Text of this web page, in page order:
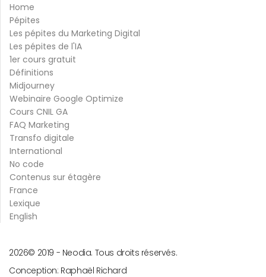
Home
Pépites
Les pépites du Marketing Digital
Les pépites de l'IA
1er cours gratuit
Définitions
Midjourney
Webinaire Google Optimize
Cours CNIL GA
FAQ Marketing
Transfo digitale
International
No code
Contenus sur étagère
France
Lexique
English
© 2019 -
2026
Neodia. Tous droits réservés.
Conception: Raphaël Richard